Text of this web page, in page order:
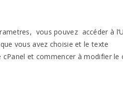
vous pouvez accéder à
vous avez choisie et le texte
et commencer à modifier le